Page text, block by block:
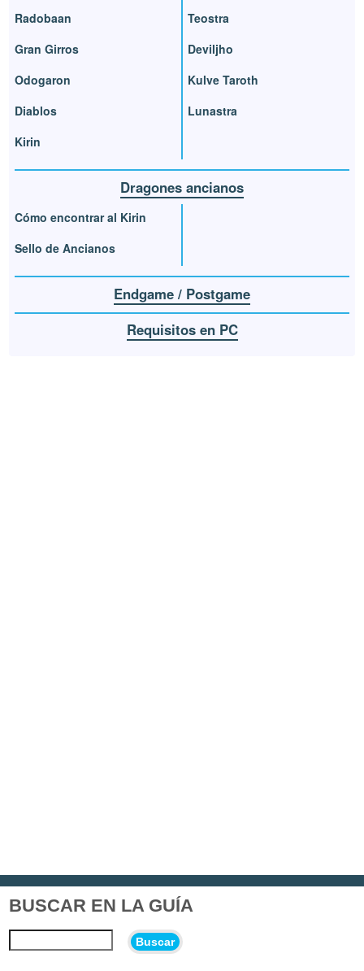
Radobaan
Gran Girros
Odogaron
Diablos
Kirin
Teostra
Deviljho
Kulve Taroth
Lunastra
Dragones ancianos
Cómo encontrar al Kirin
Sello de Ancianos
Endgame / Postgame
Requisitos en PC
BUSCAR EN LA GUÍA
Buscar